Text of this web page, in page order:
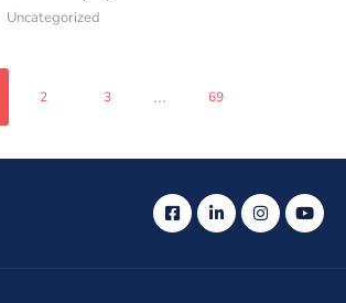
Uncategorized
2 3 ... 69